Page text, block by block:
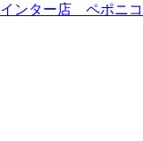
インター店 ペポニ